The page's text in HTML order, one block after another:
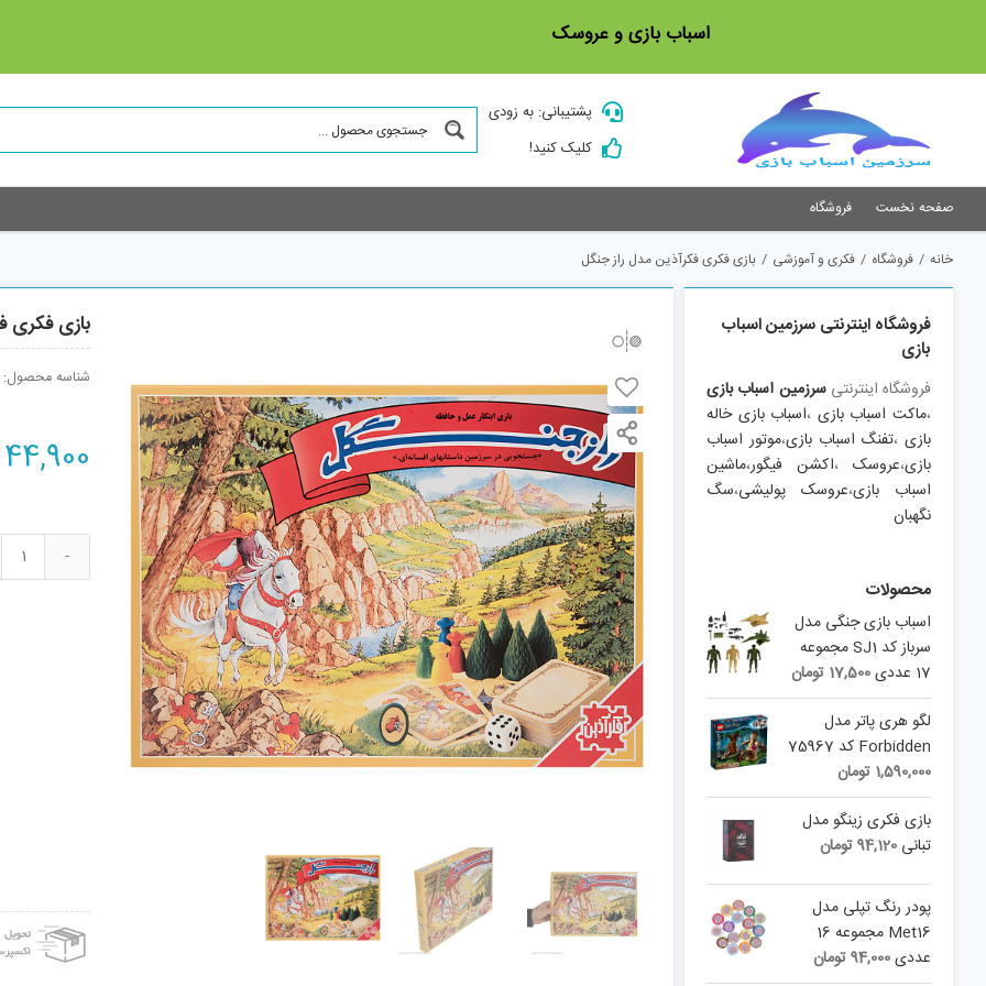
اسباب بازی و عروسک
پشتیبانی: به زودی
کلیک کنید!
صفحه نخست فروشگاه
خانه / فروشگاه / فکری و آموزشی / بازی فکری فکرآذین مدل راز جنگل
بازی فکری
شناسه محصول:
44,900
فروشگاه اینترنتی سرزمین اسباب
بازی
فروشگاه اینترنتیسرزمین اسباب بازی
،ماکت اسباب بازی ،اسباب بازی خاله
بازی،تفنگ اسباب بازی،موتور اسباب
بازی،عروسک،اکشن فیگور،ماشین
اسباب بازی،عروسک پولیشی،سگ
نگهبان
محصولات
اسباب بازی جنگی مدل
سرباز کد SJ1 مجموعه
17 عددی
17,500 تومان
لگو هری پاتر مدل
Forbidden کد 75967
1,590,000 تومان
بازی فکری زینگو مدل
تبانی 94,120تومان
پودر رنگ تپلی مدل
Met16 مجموعه 16
عددی94,000تومان